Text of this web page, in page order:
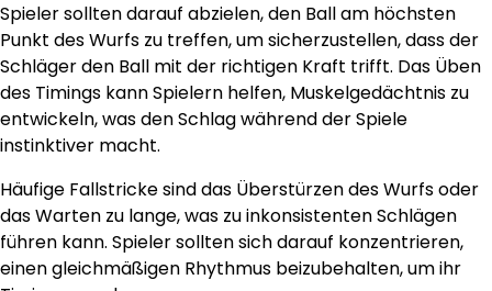
Spieler sollten darauf abzielen, den Ball am höchsten
Punkt des Wurfs zu treffen, um sicherzustellen, dass der
Schläger den Ball mit der richtigen Kraft trifft. Das Üben
des Timings kann Spielern helfen, Muskelgedächtnis zu
entwickeln, was den Schlag während der Spiele
instinktiver macht.
Häufige Fallstricke sind das Überstürzen des Wurfs oder
das Warten zu lange, was zu inkonsistenten Schlägen
führen kann. Spieler sollten sich darauf konzentrieren,
einen gleichmäßigen Rhythmus beizubehalten, um ihr